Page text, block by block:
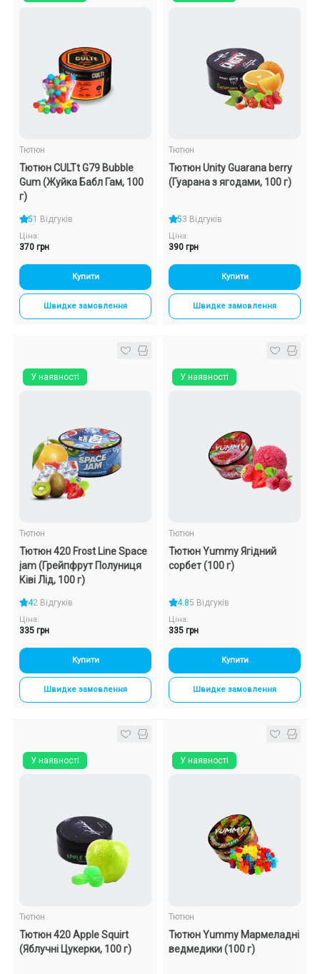
Тютюн
Тютюн CULTt G79 Bubble
Gum (Жуйка Бабл Гам, 100
г)
51 Відгуків
Ціна:
370 грн
Купити
Швидке замовлення
Тютюн
Тютюн Unity Guarana berry
(Гуарана з ягодами, 100 г)
53 Відгуків
Ціна:
390 грн
Купити
Швидке замовлення
У наявності
Тютюн
Тютюн 420 Frost Line Space
jam (Грейпфрут Полуниця
Ківі Лід, 100 г)
42 Відгуків
Ціна:
335 грн
Купити
Швидке замовлення
У наявності
Тютюн
Тютюн Yummy Ягідний
сорбет (100 г)
4.85 Відгуків
Ціна:
335 грн
Купити
Швидке замовлення
У наявності
Тютюн
Тютюн 420 Apple Squirt
(Яблучні Цукерки, 100 г)
У наявності
Тютюн
Тютюн Yummy Мармеладні
ведмедики (100 г)